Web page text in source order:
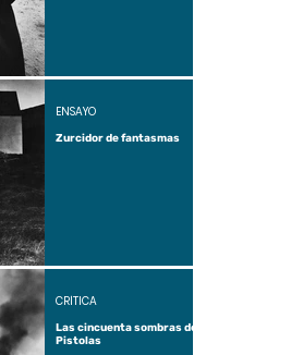
Zurcidor de fantasmas
ENSAYO
Las cincuenta sombras de
Pistolas
CRÍTICA